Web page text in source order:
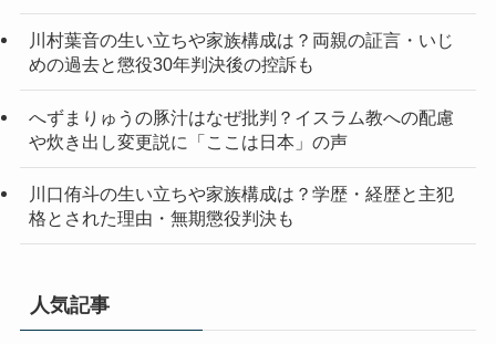
川村葉音の生い立ちや家族構成は？両親の証言・いじ
めの過去と懲役30年判決後の控訴も
へずまりゅうの豚汁はなぜ批判？イスラム教への配慮
や炊き出し変更説に「ここは日本」の声
川口侑斗の生い立ちや家族構成は？学歴・経歴と主犯
格とされた理由・無期懲役判決も
人気記事